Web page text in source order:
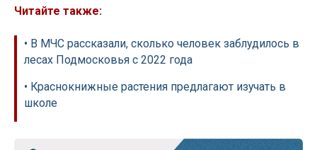
Читайте также:
• В МЧС рассказали, сколько человек заблудилось в
лесах Подмосковья с 2022 года
• Краснокнижные растения предлагают изучать в
школе